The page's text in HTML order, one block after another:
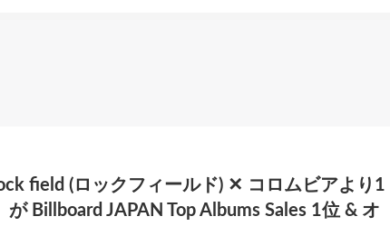
field (ロックフィールド) ✕ コロムビアより1
Billboard JAPAN Top Albums Sales 1位 & オ